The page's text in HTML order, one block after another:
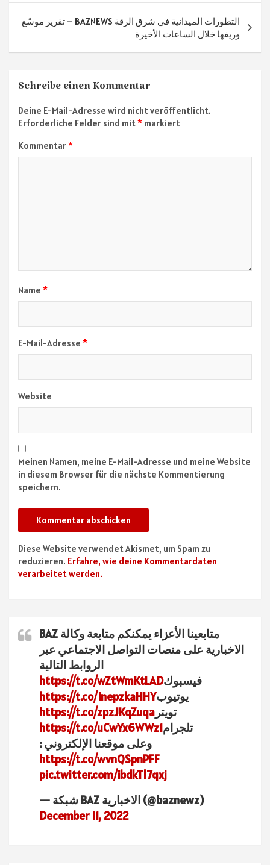
تقرير موسّع – BAZNEWS التطورات الميدانية في شرق الرقة
وريفها خلال الساعات الأخيرة
Schreibe einen Kommentar
Deine E-Mail-Adresse wird nicht veröffentlicht.
Erforderliche Felder sind mit* markiert
Kommentar*
Name *
E-Mail-Adresse *
Website
Meinen Namen, meine E-Mail-Adresse und meine Website
in diesem Browser für die nächste Kommentierung
speichern.
Diese Website verwendet Akismet, um Spam zu
reduzieren. Erfahre, wie deine Kommentardaten
verarbeitet werden.
متابعينا الأعزاء يمكنكم متابعة وكالة BAZ
الاخبارية على منصات التواصل الاجتماعي عبر
الروابط التالية
فيسبوكhttps://t.co/wZtWmKtLAD
يوتيوبhttps://t.co/InepzkaHHY
تويتر https://t.co/zpzJKqZuqa
تلجرامhttps://t.co/uCwYx6WWz1
وعلى موقعنا الإلكتروني :
https://t.co/wvnQSpnPFF
pic.twitter.com/ibdkTl7qxj
— شبكة BAZ الاخبارية (@baznewz)
December 11, 2022